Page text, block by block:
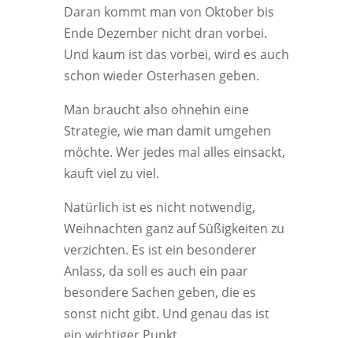
Daran kommt man von Oktober bis
Ende Dezember nicht dran vorbei.
Und kaum ist das vorbei, wird es auch
schon wieder Osterhasen geben.
Man braucht also ohnehin eine
Strategie, wie man damit umgehen
möchte. Wer jedes mal alles einsackt,
kauft viel zu viel.
Natürlich ist es nicht notwendig,
Weihnachten ganz auf Süßigkeiten zu
verzichten. Es ist ein besonderer
Anlass, da soll es auch ein paar
besondere Sachen geben, die es
sonst nicht gibt. Und genau das ist